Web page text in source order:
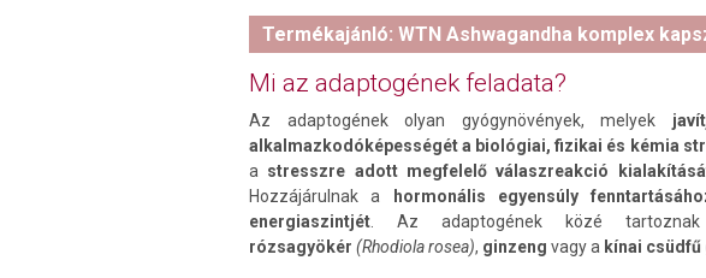
Termékajánló: WTN Ashwagandha komplex
Mi az adaptogének feladata?
Az adaptogének olyan gyógynövények, melyek
alkalmazkodóképességét a biológiai, fizikai és kémia
a stresszre adott megfelelő válaszreakció
Hozzájárulnak a hormonális egyensúly
energiaszintjét . Az adaptogének közé
rózsagyökér (Rhodiola rosea), ginzeng vagy a kínai csüdfű